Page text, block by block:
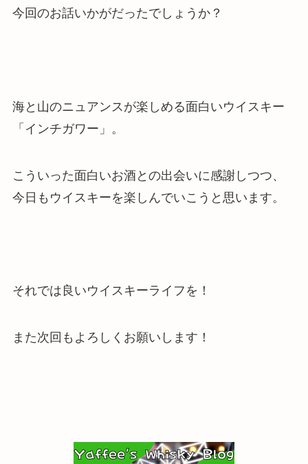
今回のお話いかがだったでしょうか？
海と山のニュアンスが楽しめる面白いウイスキー
「インチガワー」。
こういった面白いお酒との出会いに感謝しつつ、
今日もウイスキーを楽しんでいこうと思います。
それでは良いウイスキーライフを！
また次回もよろしくお願いします！